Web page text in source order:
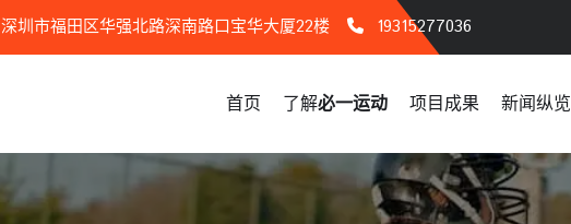
深圳市福田区华强北路深南路口宝华大厦22楼 19315277036
首页 了解必一运动 项目成果 新闻纵览